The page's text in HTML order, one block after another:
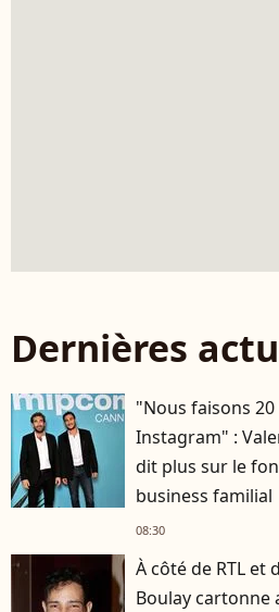
Dernières
"Nous faisons
Instagram" :
dit plus sur le
business familial
08:30
À côté de RTL et
Boulay cartonne